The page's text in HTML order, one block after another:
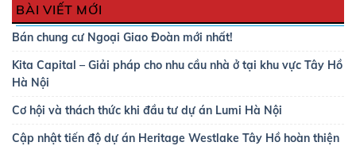
BÀI VIẾT MỚI
Bán chung cư Ngoại Giao Đoàn mới nhất!
Kita Capital – Giải pháp cho nhu cầu nhà ở tại khu vực Tây Hồ
Hà Nội
Cơ hội và thách thức khi đầu tư dự án Lumi Hà Nội
Cập nhật tiến độ dự án Heritage Westlake Tây Hồ hoàn thiện